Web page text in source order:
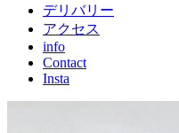
デリバリー
アクセス
info
Contact
Insta